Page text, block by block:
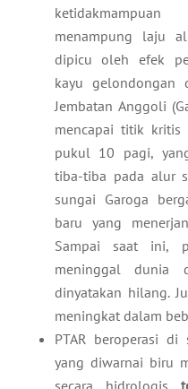
menampung laju
dipicu oleh efek
kayu gelondongan
Jembatan Anggoli
mencapai titik kritis
pukul 10 pagi,
tiba-tiba pada alur
sungai Garoga
baru yang
Sampai saat ini,
meninggal dunia
dinyatakan hilang.
meningkat dalam
PTAR beroperasi di
yang diwarnai biru